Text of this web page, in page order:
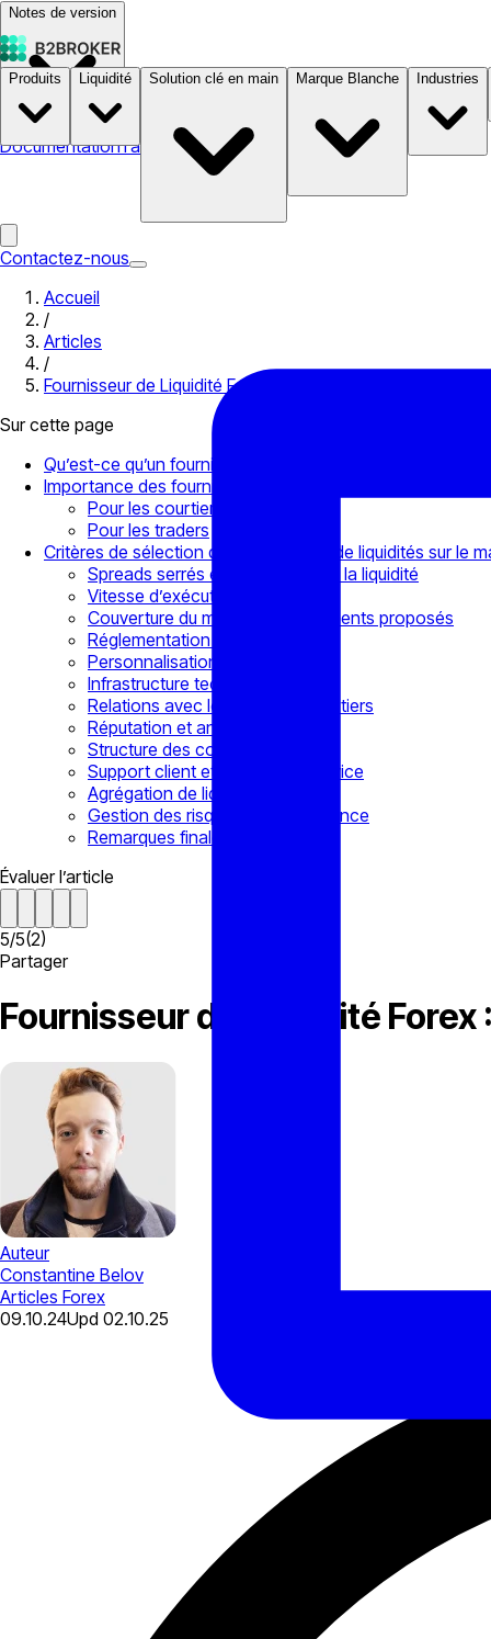
Notes de version
DocumentationTarifs B2STORE
Produits Liquidité Solution clé en main Marque Blanche Industries
Contactez-nous
Accueil
/
Articles
/
Fournisseur de Liquidité Forex : Comment et où Trouver le
Sur cette page
Qu’est-ce qu’un fournisseur de liquidités sur le marché
Importance des fournisseurs de liquidités dans le secteur
Pour les courtiers
Pour les traders
Critères de sélection d’un fournisseur de liquidités sur le
Spreads serrés et profondeur de la liquidité
Vitesse d’exécution et dérapage
Couverture du marché et instruments proposés
Réglementation et sécurité
Personnalisation et flexibilité
Infrastructure technologique
Relations avec les meilleurs courtiers
Réputation et antécédents
Structure des coûts
Support client et niveaux de service
Agrégation de liquidités
Gestion des risques et transparence
Remarques finales
Évaluer l’article
5/5(2)
Partager
Fournisseur de Liquidité
Auteur
Constantine Belov
Articles Forex
09.10.24Upd 02.10.25